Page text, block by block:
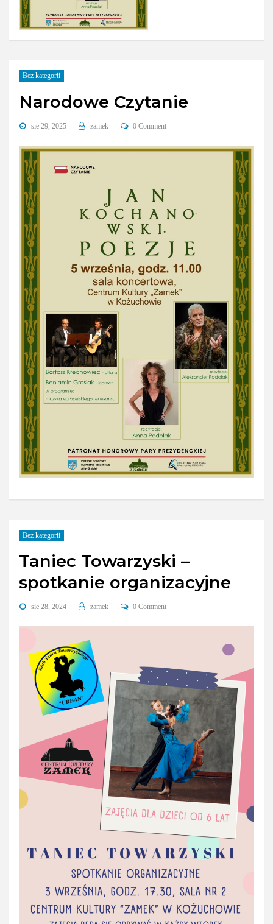
Bez kategorii
Narodowe Czytanie
sie 29, 2025 zamek 0 Comment
Bez kategorii
Taniec Towarzyski –
spotkanie organizacyjne
sie 28, 2024 zamek 0 Comment